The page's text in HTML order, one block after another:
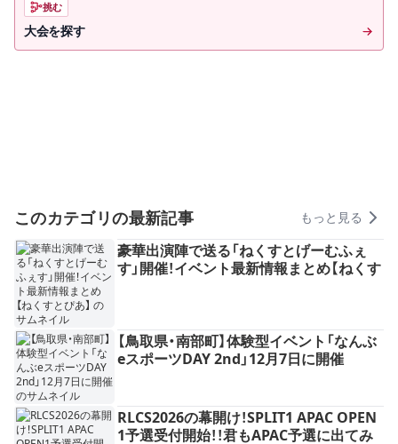
挑む
大会を探す
このカテゴリの最新記事 もっと見る
豪華出演陣で送る「ねくすとげーむふぇ
す」開催！イベント最新情報まとめ【ねくす
【鳥取県・南部町】体験型イベント「なんぶ
eスポーツDAY 2nd」12月7日に開催
RLCS2026の幕開け！SPLIT1 APAC OPEN
1予選受付開始！！君もAPAC予選に出てみ